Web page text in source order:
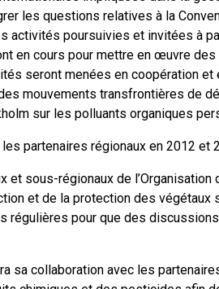
les questions relatives à la
activités poursuivies et invitées à
en cours pour mettre en œuvre
seront menées en coopération
mouvements transfrontières de
sur les polluants organiques
partenaires régionaux en 2012 et
et sous-régionaux de l’Organisation
et de la protection des
régulières pour que des
sa collaboration avec les